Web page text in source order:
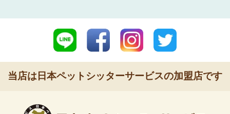
当店は日本ペットシッターサービスの加盟店です